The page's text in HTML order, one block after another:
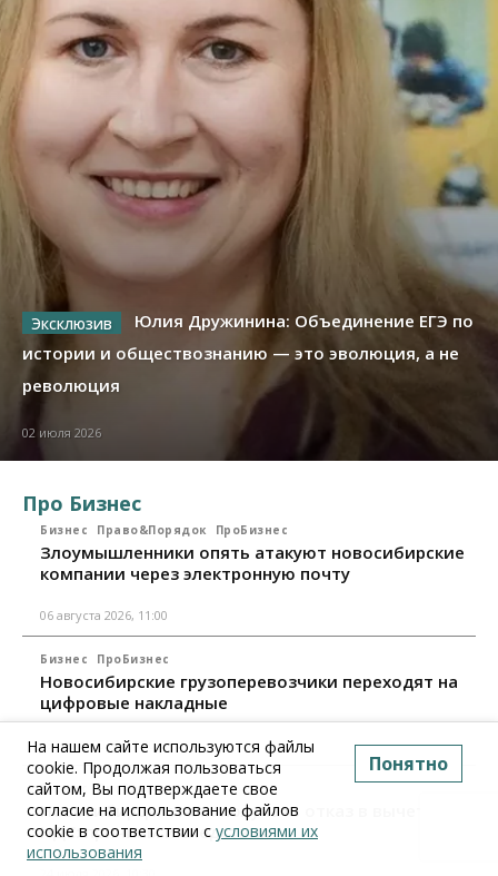
Юлия Дружинина: Объединение ЕГЭ по
истории и обществознанию — это эволюция, а не
революция
02 июля 2026
Про Бизнес
Бизнес Право&Порядок ПроБизнес
Злоумышленники опять атакуют новосибирские
компании через электронную почту
06 августа 2026, 11:00
Бизнес ПроБизнес
Новосибирские грузоперевозчики переходят на
цифровые накладные
28 июля 2026, 11:00
Бизнес ПроБизнес
Новосибирцы стали получать отказ в вычете по
НДС: причины и следствия
На нашем сайте используются файлы
cookie. Продолжая пользоваться
сайтом, Вы подтверждаете свое
согласие на использование файлов
cookie в соответствии с условиями их
использования
Понятно